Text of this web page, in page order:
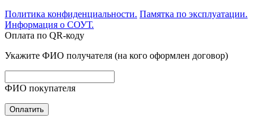
Политика конфиденциальности. Памятка по эксплуатации.
Информация о СОУТ.
Оплата по QR-коду
Укажите ФИО получателя (на кого оформлен договор)
ФИО покупателя
Оплатить